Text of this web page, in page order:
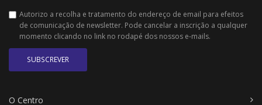
Autorizo a recolha e tratamento do endereço de email para efeitos
de comunicação de newsletter. Pode cancelar a inscrição a qualquer
momento clicando no link no rodapé dos nossos e-mails.
SUBSCREVER
O Centro